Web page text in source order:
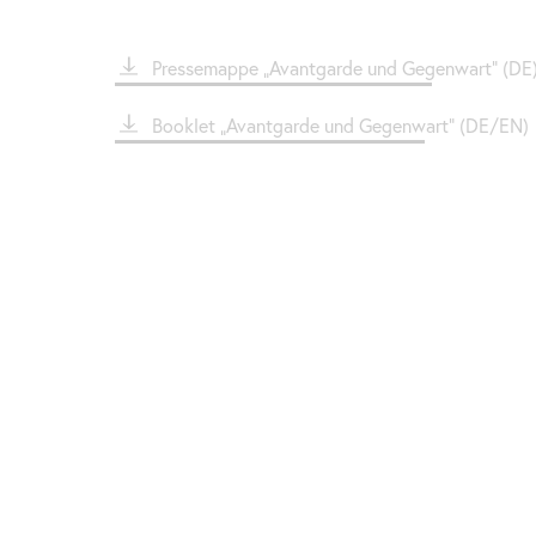
File Pressemappe „Avantgarde und Gegenwart"
File Booklet „Avantgarde und Gegenwart" (DE/EN)